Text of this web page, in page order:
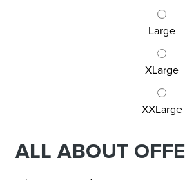
Large
XLarge
XXLarge
ALL ABOUT